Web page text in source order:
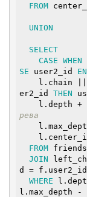
FROM
UNION
SELECT
CASE WHEN
SE user2_id
l.chain
er2_id THEN
    l.depth +
рева
FROM
JOIN
d = f.user2_id
WHERE
l.max_depth -